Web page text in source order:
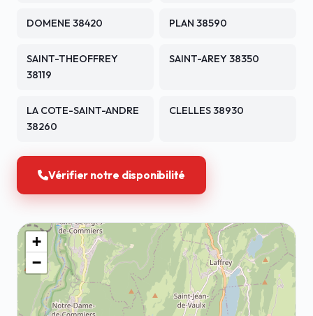
DOMENE 38420 PLAN 38590
SAINT-THEOFFREY
38119
SAINT-AREY 38350
LA COTE-SAINT-ANDRE
38260
CLELLES 38930
Vérifier notre disponibilité
+
−